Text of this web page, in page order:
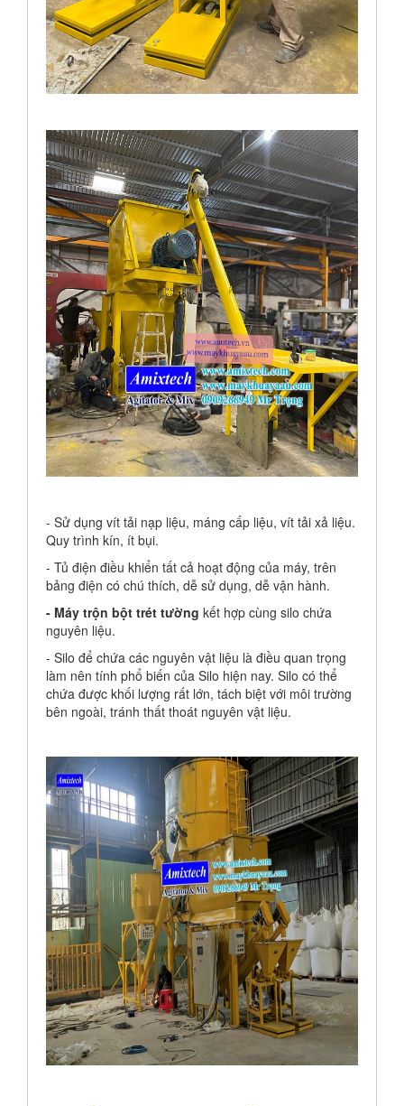
- Sử dụng vít tải nạp liệu, máng cấp liệu, vít tải xả liệu.
Quy trình kín, ít bụi.
- Tủ điện điều khiển tất cả hoạt động của máy, trên
bảng điện có chú thích, dễ sử dụng, dễ vận hành.
- Máy trộn bột trét tường kết hợp cùng silo chứa
nguyên liệu.
- Silo để chứa các nguyên vật liệu là điều quan trọng
làm nên tính phổ biến của Silo hiện nay. Silo có thể
chứa được khối lượng rất lớn, tách biệt với môi trường
bên ngoài, tránh thất thoát nguyên vật liệu.